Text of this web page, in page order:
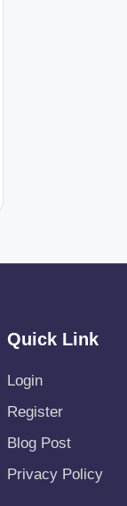
Quick Link
Login
Register
Blog Post
Privacy Policy